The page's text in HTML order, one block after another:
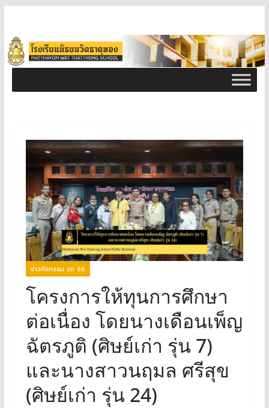
ข่าวกิจกรรม ธท 66
โครงการให้ทุนการศึกษา
ต่อเนื่อง โดยนางเดือนเพ็ญ
ฉัตรภูติ (ศิษย์เก่า รุ่น 7)
และนางสาวนฤมล ศรีสุข
(ศิษย์เก่า รุ่น 24)